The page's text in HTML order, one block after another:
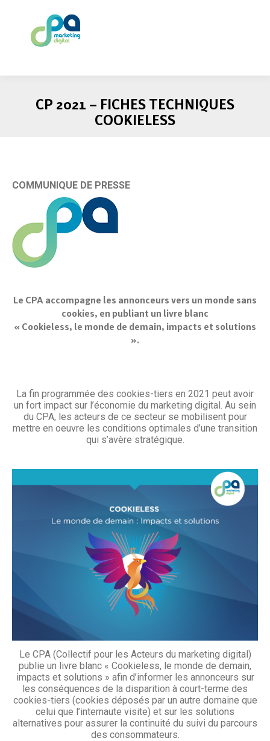
CP 2021 – FICHES TECHNIQUES
COOKIELESS
COMMUNIQUE DE PRESSE
Le CPA accompagne les annonceurs vers un monde sans
cookies, en publiant un livre blanc
« Cookieless, le monde de demain, impacts et solutions
».
La fin programmée des cookies-tiers en 2021 peut avoir
un fort impact sur l’économie du marketing digital. Au sein
du CPA, les acteurs de ce secteur se mobilisent pour
mettre en oeuvre les conditions optimales d’une transition
qui s’avère stratégique.
Le CPA (Collectif pour les Acteurs du marketing digital)
publie un livre blanc « Cookieless, le monde de demain,
impacts et solutions » afin d’informer les annonceurs sur
les conséquences de la disparition à court-terme des
cookies-tiers (cookies déposés par un autre domaine que
celui que l’internaute visite) et sur les solutions
alternatives pour assurer la continuité du suivi du parcours
des consommateurs.